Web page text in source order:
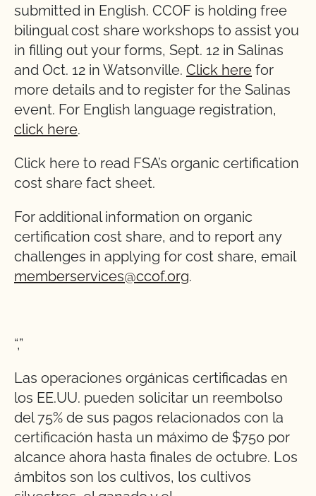
submitted in English. CCOF is holding free
bilingual cost share workshops to assist you
in filling out your forms, Sept. 12 in Salinas
and Oct. 12 in Watsonville. Click here for
more details and to register for the Salinas
event. For English language registration,
click here.
Click here to read FSA’s organic certification
cost share fact sheet.
For additional information on organic
certification cost share, and to report any
challenges in applying for cost share, email
memberservices@ccof.org.
“,”
Las operaciones orgánicas certificadas en
los EE.UU. pueden solicitar un reembolso
del 75% de sus pagos relacionados con la
certificación hasta un máximo de $750 por
alcance ahora hasta finales de octubre. Los
ámbitos son los cultivos, los cultivos